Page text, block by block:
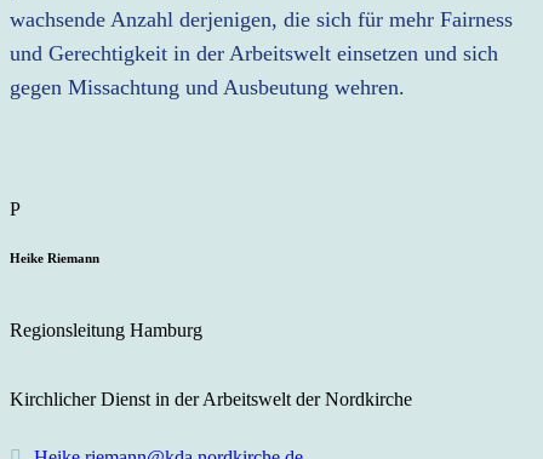
wachsende Anzahl derjenigen, die sich für mehr Fairness
und Gerechtigkeit in der Arbeitswelt einsetzen und sich
gegen Missachtung und Ausbeutung wehren.
Heike Riemann
Regionsleitung Hamburg
Kirchlicher Dienst in der Arbeitswelt der Nordkirche